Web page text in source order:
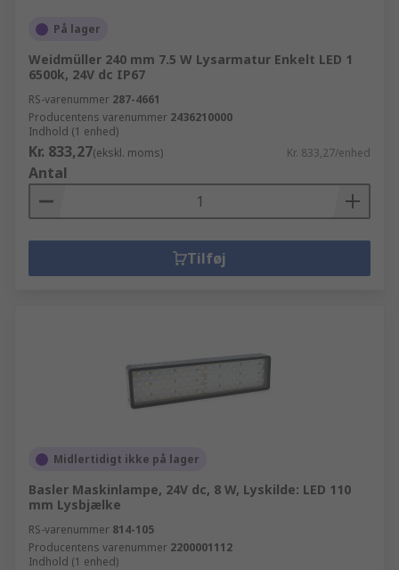
På lager
Weidmüller 240 mm 7.5 W Lysarmatur Enkelt LED 1
6500k, 24V dc IP67
RS-varenummer 287-4661
Producentens varenummer 2436210000
Indhold (1 enhed)
Kr. 833,27(ekskl. moms) Kr. 833,27/enhed
Antal
Tilføj
Midlertidigt ikke på lager
Basler Maskinlampe, 24V dc, 8 W, Lyskilde: LED 110
mm Lysbjælke
RS-varenummer 814-105
Producentens varenummer 2200001112
Indhold (1 enhed)